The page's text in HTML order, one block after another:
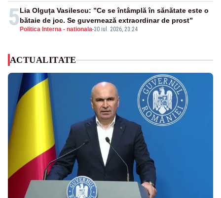
5 Politica Interna - nationala-30 iul. 2026, 23:24
Lia Olguța Vasilescu: ”Ce se întâmplă în sănătate este o
bătaie de joc. Se guvernează extraordinar de prost”
ACTUALITATE